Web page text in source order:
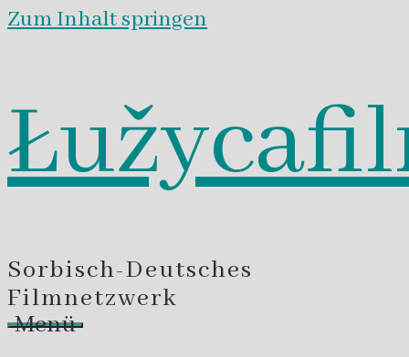
Zum Inhalt springen
Sorbisch-Deutsches
Filmnetzwerk
Menü